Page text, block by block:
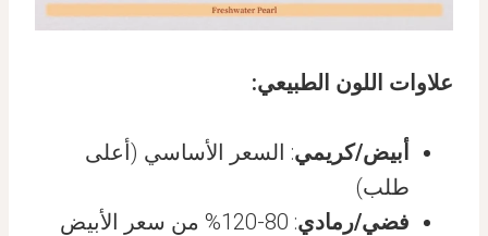
علاوات اللون الطبيعي:
أبيض/كريمي: السعر الأساسي (أعلى
طلب)
فضي/رمادي: 80-120% من سعر الأبيض